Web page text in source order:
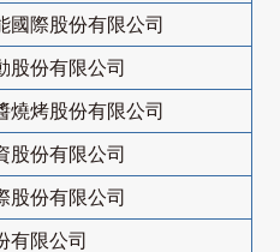
國際股份有限公司
股份有限公司
燒烤股份有限公司
股份有限公司
股份有限公司
有限公司